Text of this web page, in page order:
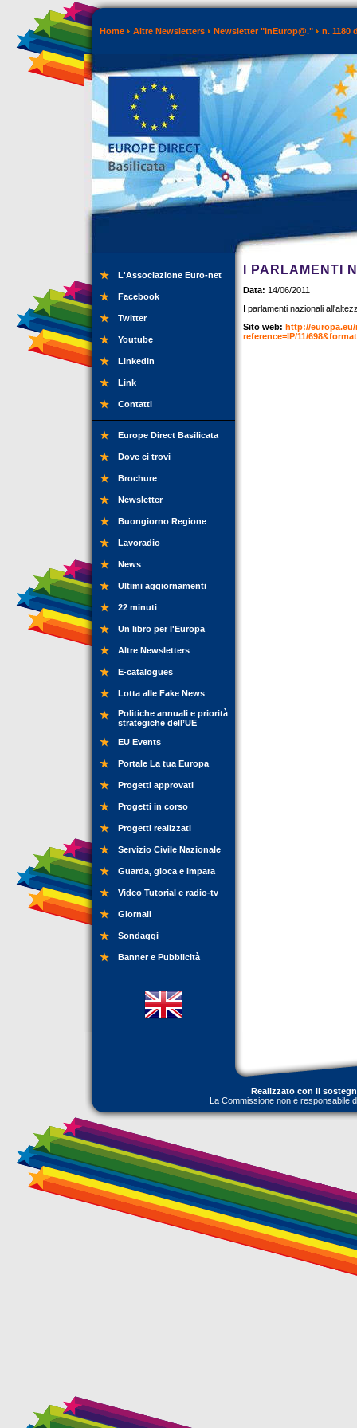
Home Altre Newsletters Newsletter "InEurop@." n. 1180
L'Associazione Euro-net
Facebook
Twitter
Youtube
LinkedIn
Link
Contatti
Europe Direct Basilicata
Dove ci trovi
Brochure
Newsletter
Buongiorno Regione
Lavoradio
News
Ultimi aggiornamenti
22 minuti
Un libro per l'Europa
Altre Newsletters
E-catalogues
Lotta alle Fake News
Politiche annuali e priorità
strategiche dell’UE
EU Events
Portale La tua Europa
Progetti approvati
Progetti in corso
Progetti realizzati
Servizio Civile Nazionale
Guarda, gioca e impara
Video Tutorial e radio-tv
Giornali
Sondaggi
Banner e Pubblicità
I PARLAMENTI
Data: 14/06/2011
I parlamenti nazionali
Sito web: http://
reference=IP/11/
Realizzato con il
La Commissione non è responsabile